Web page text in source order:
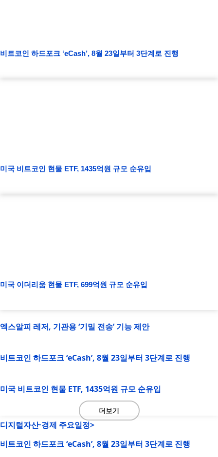
비트코인 하드포크 ‘eCash’, 8월 23일부터 3단계로 진행
미국 비트코인 현물 ETF, 1435억원 규모 순유입
미국 이더리움 현물 ETF, 699억원 규모 순유입
엑스알피 레저, 기관용 ‘기밀 전송’ 기능 제안
비트코인 하드포크 ‘eCash’, 8월 23일부터 3단계로 진행
미국 비트코인 현물 ETF, 1435억원 규모 순유입
더보기
디지털자산·경제 주요일정>
비트코인 하드포크 ‘eCash’, 8월 23일부터 3단계로 진행